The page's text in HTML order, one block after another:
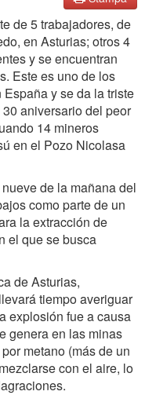
de 5 trabajadores, de
en Asturias; otros 4
y se encuentran
Este es uno de los
y se da la triste
aniversario del peor
14 mineros
en el Pozo Nicolasa
de la mañana del
como parte de un
la extracción de
el que se busca
de Asturias,
tiempo averiguar
explosión fue a causa
genera en las minas
metano (más de un
con el aire, lo